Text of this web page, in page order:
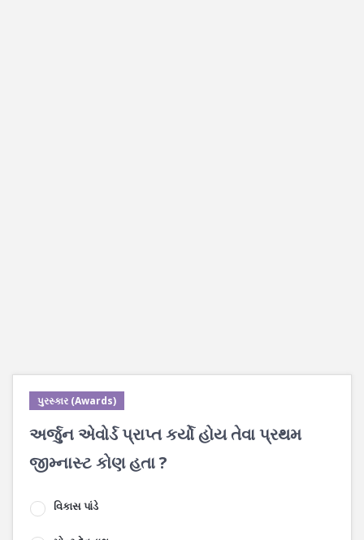
પુરસ્કાર (Awards)
અર્જુન એવોર્ડ પ્રાપ્ત કર્યો હોય તેવા પ્રથમ
જીમ્નાસ્ટ કોણ હતા ?
વિકાસ પાંડે